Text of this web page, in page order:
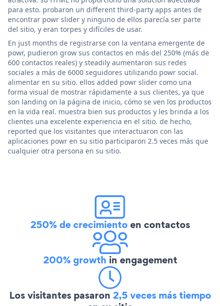
para esto. probaron un different third-party apps antes de
encontrar powr slider y ninguno de ellos parecía ser parte
del sitio, y eran torpes y difíciles de usar.
En just months de registrarse con la ventana emergente de
powr, pudieron grow sus contactos en más del 250% (más de
600 contactos reales) y steadily aumentaron sus redes
sociales a más de 6000 seguidores utilizando powr social.
alimentar en su sitio. ellos added powr slider como una
forma visual de mostrar rápidamente a sus clientes, ya que
son landing on la página de inicio, cómo se ven los productos
en la vida real. muestra bien sus productos y les brinda a los
clientes una excelente experiencia en el sitio. de hecho,
reported que los visitantes que interactuaron con las
aplicaciones powr en su sitio participaron 2.5 veces más que
cualquier otra persona en su sitio.
250% de crecimientoen contactos
200% growth in engagement
Los visitantes pasaron 2,5 veces más tiempo